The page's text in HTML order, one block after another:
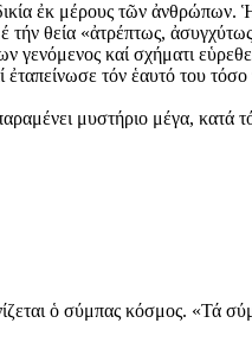
ἐκ μέρους τῶν ἀνθρώπων.
θεία «ἀτρέπτως,
καί σχήματι
τόν ἑαυτό του
μυστήριο μέγα, κατά
ὁ σύμπας κόσμος. «Τά